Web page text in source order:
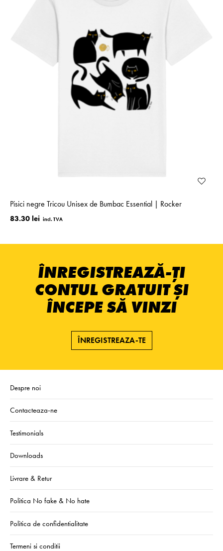
Pisici negre Tricou Unisex de Bumbac Essential | Rocker
83.30 lei
ÎNREGISTREAZĂ-ȚI
CONTUL GRATUIT ȘI
ÎNCEPE SĂ VINZI
ÎNREGISTREAZA-TE
Despre noi
Contacteaza-ne
Testimonials
Downloads
Livrare & Retur
Politica No fake & No hate
Politica de confidentialitate
Termeni si conditii